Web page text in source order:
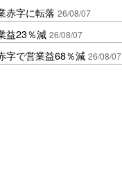
赤字に転落 26/08/07
益23％減 26/08/07
字で営業益68％減 26/08/07